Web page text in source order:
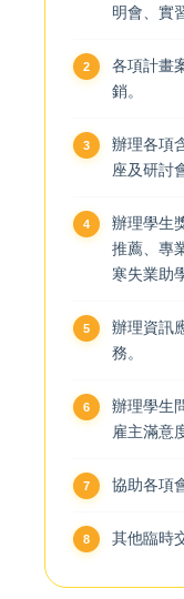
明會、實
各項計畫
銷。
辦理各項
座及研討
辦理學生
推薦、專
寒失業助
辦理資訊
務。
辦理學生
雇主滿意
協助各項
其他臨時